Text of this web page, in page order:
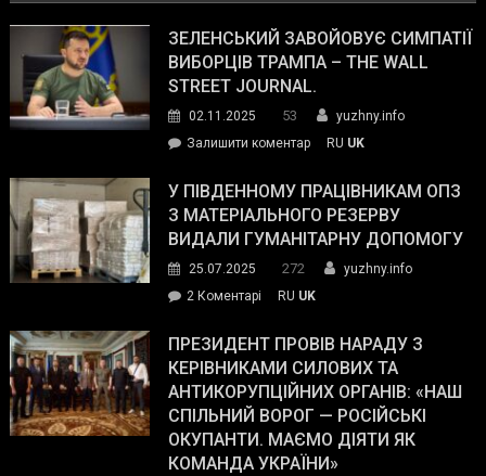
ЗЕЛЕНСЬКИЙ ЗАВОЙОВУЄ СИМПАТІЇ
ВИБОРЦІВ ТРАМПА – THE WALL
STREET JOURNAL.
02.11.2025 53
yuzhny.info
Залишити коментарon
завойовує
симпатії
виборців
The
Street
Journal.
RU UK
У ПІВДЕННОМУ ПРАЦІВНИКАМ ОПЗ
З МАТЕРІАЛЬНОГО РЕЗЕРВУ
ВИДАЛИ ГУМАНІТАРНУ ДОПОМОГУ
25.07.2025 272
yuzhny.info
2 Коментарі
Південному
працівникам
ОПЗ
з
матеріального
резерву
RU UK
ПРЕЗИДЕНТ ПРОВІВ НАРАДУ З
КЕРІВНИКАМИ СИЛОВИХ ТА
АНТИКОРУПЦІЙНИХ ОРГАНІВ: «НАШ
СПІЛЬНИЙ ВОРОГ — РОСІЙСЬКІ
ОКУПАНТИ. МАЄМО ДІЯТИ ЯК
КОМАНДА УКРАЇНИ»